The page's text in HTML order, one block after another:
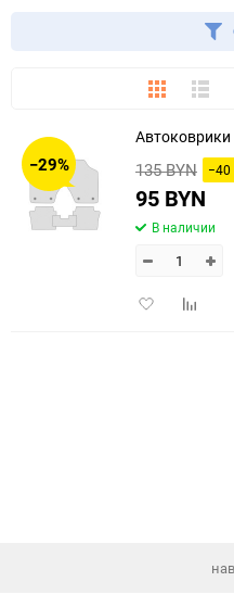
Плитка
−29%
Автоковрики
135 BYN −40
95 BYN
В наличии
Добавить